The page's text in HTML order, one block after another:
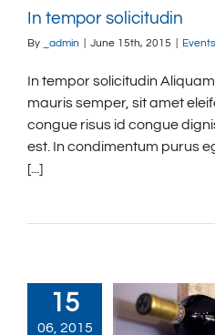
In tempor solicitudin
By _admin June 15th, 2015 Events
In tempor solicitudin
mauris semper, sit amet
congue risus id congue
est. In condimentum purus
[...]
15
06, 2015